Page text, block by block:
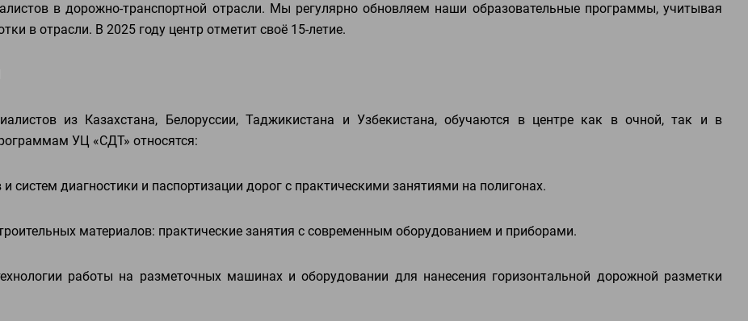
в дорожно-транспортной отрасли. Мы регулярно обновляем наши образовательные программы, учитывая
в отрасли. В 2025 году центр отметит своё 15-летие.
из Казахстана, Белоруссии, Таджикистана и Узбекистана, обучаются в центре как в очной, так и в
УЦ «СДТ» относятся:
систем диагностики и паспортизации дорог с практическими занятиями на полигонах.
материалов: практические занятия с современным оборудованием и приборами.
работы на разметочных машинах и оборудовании для нанесения горизонтальной дорожной разметки